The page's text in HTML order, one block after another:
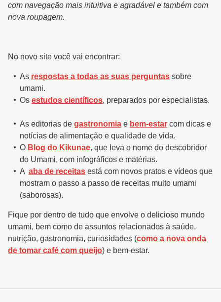
com navegação mais intuitiva e agradável e também com
nova roupagem.
No novo site você vai encontrar:
As respostas a todas as suas perguntas sobre
umami.
Os estudos científicos, preparados por especialistas.
As editorias de gastronomia e bem-estar com dicas e
notícias de alimentação e qualidade de vida.
O Blog do Kikunae, que leva o nome do descobridor
do Umami, com infográficos e matérias.
A aba de receitas está com novos pratos e vídeos que
mostram o passo a passo de receitas muito umami
(saborosas).
Fique por dentro de tudo que envolve o delicioso mundo
umami, bem como de assuntos relacionados à saúde,
nutrição, gastronomia, curiosidades (como a nova onda
de tomar café com queijo) e bem-estar.